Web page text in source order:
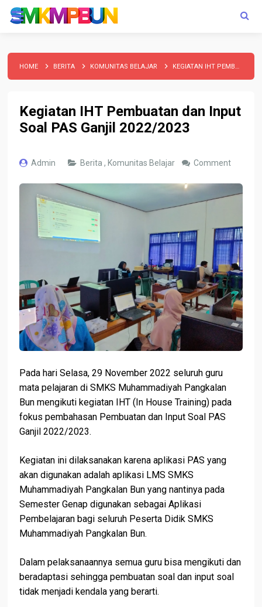
HOME BERITA KOMUNITAS BELAJAR KEGIATAN IHT PEMBUATAN DAN INPUT SOAL PAS GANJIL 2022/2023
Kegiatan IHT Pembuatan dan Input
Soal PAS Ganjil 2022/2023
Admin Berita, Komunitas Belajar Comment
Pada hari Selasa, 29 November 2022 seluruh guru
mata pelajaran di SMKS Muhammadiyah Pangkalan
Bun mengikuti kegiatan IHT (In House Training) pada
fokus pembahasan Pembuatan dan Input Soal PAS
Ganjil 2022/2023.
Kegiatan ini dilaksanakan karena aplikasi PAS yang
akan digunakan adalah aplikasi LMS SMKS
Muhammadiyah Pangkalan Bun yang nantinya pada
Semester Genap digunakan sebagai Aplikasi
Pembelajaran bagi seluruh Peserta Didik SMKS
Muhammadiyah Pangkalan Bun.
Dalam pelaksanaannya semua guru bisa mengikuti dan
beradaptasi sehingga pembuatan soal dan input soal
tidak menjadi kendala yang berarti.